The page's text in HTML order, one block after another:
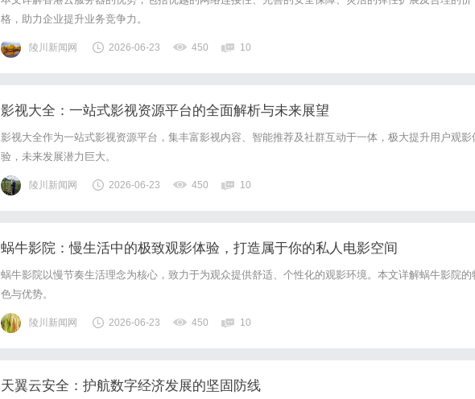
格，助力企业提升业务竞争力。
陵川新闻网 2026-06-23 450 10
影视大全：一站式影视资源平台的全面解析与未来展望
影视大全作为一站式影视资源平台，集丰富影视内容、智能推荐及社群互动于一体，极大提升用户观影
验，未来发展潜力巨大。
陵川新闻网 2026-06-23 450 10
蜗牛影院：慢生活中的极致观影体验，打造属于你的私人电影空间
蜗牛影院以慢节奏生活理念为核心，致力于为观众提供舒适、个性化的观影环境。本文详解蜗牛影院的
色与优势。
陵川新闻网 2026-06-23 450 10
天翼云安全：护航数字经济发展的坚固防线